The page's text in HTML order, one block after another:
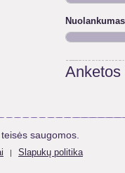
Nuolankumas
Anketos
saugomos.
| Slapukų politika